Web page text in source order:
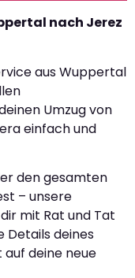
nach Jerez
aus Wuppertal
Umzug von
einfach und
den gesamten
– unsere
mit Rat und Tat
Details deines
auf deine neue